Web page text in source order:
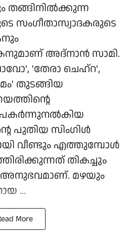
തങ്ങിനിൽക്കുന്ന
സംഗീതാസ്വാദകരുടെ
അദ്നാൻ സാമി.
'തേരാ ചെഹ്റ',
തുടങ്ങിയ
പുതിയ സിംഗിൾ
വീണ്ടും എത്തുമ്പോൾ
തികച്ചും
മഴയും
...
More